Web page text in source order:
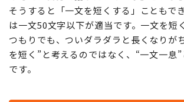
そうすると「一文を短くする」こともで
は一文50文字以下が適当です。一文を短
つもりでも、ついダラダラと長くなりが
を短く”と考えるのではなく、“一文一息
です。